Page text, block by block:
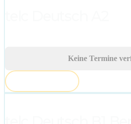
Keine Termine